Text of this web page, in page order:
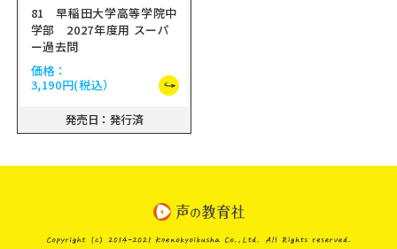
81 早稲田大学高等学院中
学部 2027年度用 スーパ
ー過去問
価格：
3,190円(税込）
発売日：発行済